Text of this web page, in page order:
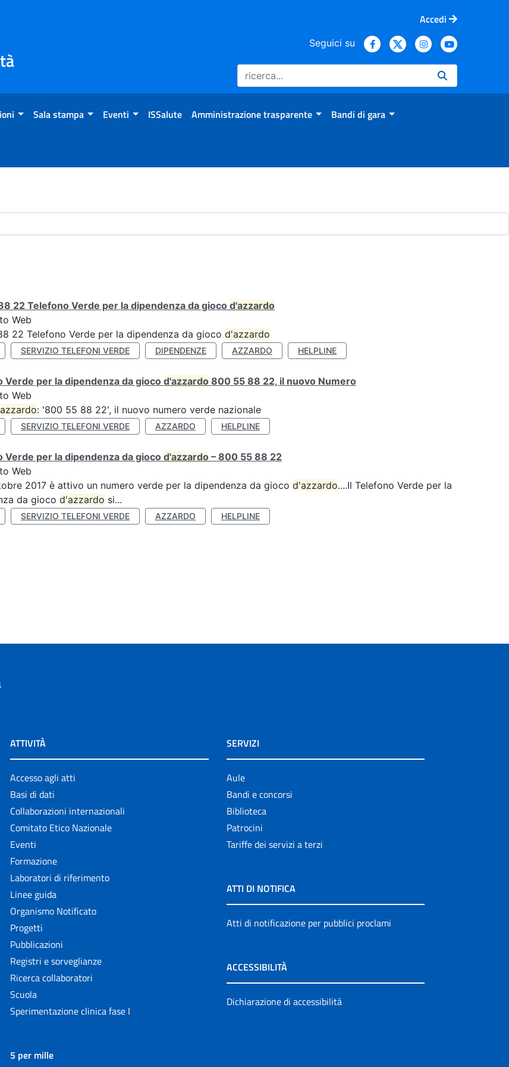
Accedi
Seguici su
Sala stampa Eventi ISSalute Amministrazione trasparente Bandi di gara
22 Telefono Verde per la dipendenza da gioco d'azzardo
Web
22 Telefono Verde per la dipendenza da gioco d'azzardo
SERVIZIO TELEFONI VERDE DIPENDENZE AZZARDO HELPLINE
Verde per la dipendenza da gioco d'azzardo 800 55 88 22, il nuovo Numero
Web
: '800 55 88 22', il nuovo numero verde nazionale
SERVIZIO TELEFONI VERDE AZZARDO HELPLINE
Verde per la dipendenza da gioco d'azzardo – 800 55 88 22
Web
2017 è attivo un numero verde per la dipendenza da gioco d'azzardo....Il Telefono Verde per la
da gioco d'azzardo si...
SERVIZIO TELEFONI VERDE AZZARDO HELPLINE
ATTIVITÀ
Accesso agli atti
Basi di dati
Collaborazioni internazionali
Comitato Etico Nazionale
Eventi
Formazione
Laboratori di riferimento
Linee guida
Organismo Notificato
Progetti
Pubblicazioni
Registri e sorveglianze
Ricerca collaboratori
Scuola
Sperimentazione clinica fase I
5 per mille
SERVIZI
Aule
Bandi e concorsi
Biblioteca
Patrocini
Tariffe dei servizi a terzi
ATTI DI NOTIFICA
Atti di notificazione per pubblici proclami
ACCESSIBILITÀ
Dichiarazione di accessibilità